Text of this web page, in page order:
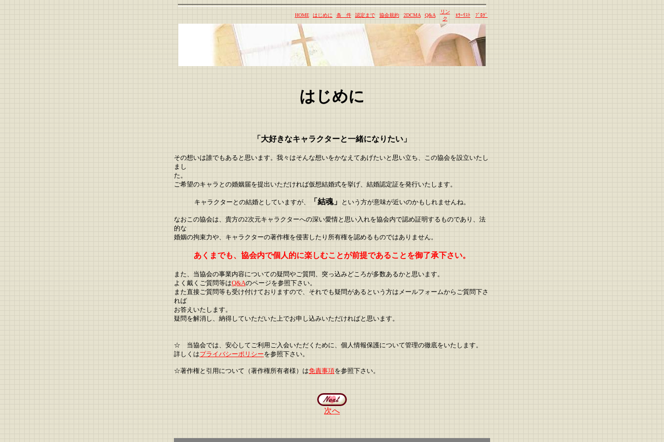
HOME はじめに 条 件 認定まで 協会規約 2DCMA Q&A
リン
ク
ｴﾗｰﾘｽﾄ ﾌﾞﾛｸﾞ
はじめに
「大好きなキャラクターと一緒になりたい」
その想いは誰でもあると思います。我々はそんな想いをかなえてあげたいと思い立ち、この協会を設立いたし
まし
た。
ご希望のキャラとの婚姻届を提出いただければ仮想結婚式を挙げ、結婚認定証を発行いたします。
キャラクターとの結婚としていますが、 「結魂」 という方が意味が近いのかもしれませんね。
なおこの協会は、貴方の2次元キャラクターへの深い愛情と思い入れを協会内で認め証明するものであり、法
的な
婚姻の拘束力や、キャラクターの著作権を侵害したり所有権を認めるものではありません。
あくまでも、協会内で個人的に楽しむことが前提であることを御了承下さい。
また、当協会の事業内容についての疑問やご質問、突っ込みどころが多数あるかと思います。
よく戴くご質問等はQ&Aのページを参照下さい。
また直接ご質問等も受け付けておりますので、それでも疑問があるという方はメールフォームからご質問下さ
れば
お答えいたします。
疑問を解消し、納得していただいた上でお申し込みいただければと思います。
☆ 当協会では、安心してご利用ご入会いただくために、個人情報保護について管理の徹底をいたします。
詳しくはプライバシーポリシーを参照下さい。
☆著作権と引用について（著作権所有者様）は免責事項を参照下さい。
次へ